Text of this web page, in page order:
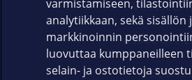
ELISA.FI
varmistamiseen,
analytiikkaan, sekä sisällön
markkinoinnin
luovuttaa kumppaneilleen
selain- ja ostotietoja